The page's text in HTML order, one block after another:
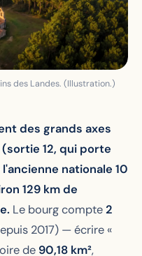
des Landes. (Illustration.)
des grands axes
12, qui porte
nationale 10
129 km de
Le bourg compte2
2017) — écrire «
de 90,18 km²,